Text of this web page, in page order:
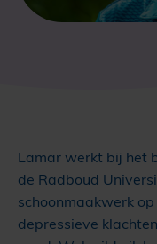
Lamar werkt bij het
de Radboud
schoonmaakwerk
depressieve